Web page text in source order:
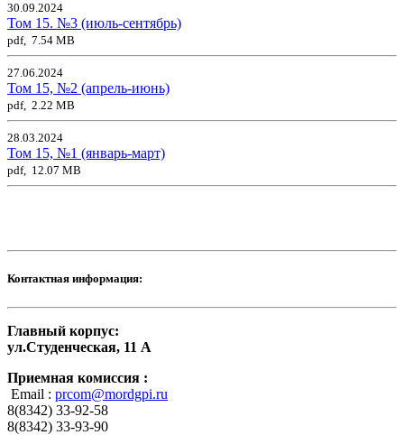
30.09.2024
Том 15. №3 (июль-сентябрь)
pdf, 7.54 MB
27.06.2024
Том 15, №2 (апрель-июнь)
pdf, 2.22 MB
28.03.2024
Том 15, №1 (январь-март)
pdf, 12.07 MB
Контактная информация:
Главный корпус:
ул.Студенческая, 11 А
Приемная комиссия :
Email : prcom@mordgpi.ru
8(8342) 33-92-58
8(8342) 33-93-90